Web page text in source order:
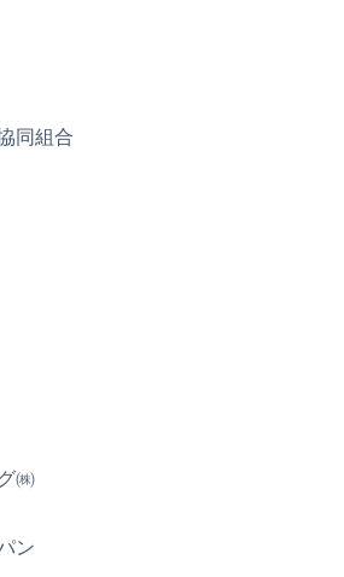
同組合
㈱
ン